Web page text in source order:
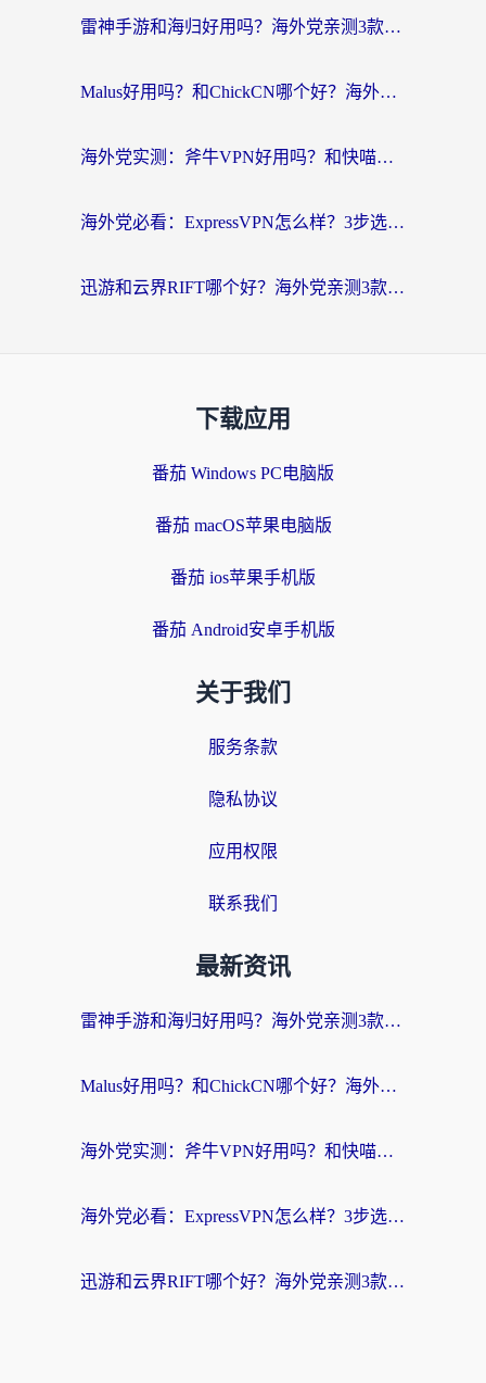
雷神手游和海归好用吗？海外党亲测3款热门回国加速器+番茄加速器深度体验
Malus好用吗？和ChickCN哪个好？海外党亲测：选对回国加速器，追剧游戏不卡顿
海外党实测：斧牛VPN好用吗？和快喵VPN对比哪个回国效果更好？附3款热门加速器深度分析
海外党必看：ExpressVPN怎么样？3步选对回国加速器，无缝刷国内剧玩手游
迅游和云界RIFT哪个好？海外党亲测3款回国加速器，教你无缝刷国内剧玩游戏
下载应用
番茄 Windows PC电脑版
番茄 macOS苹果电脑版
番茄 ios苹果手机版
番茄 Android安卓手机版
关于我们
服务条款
隐私协议
应用权限
联系我们
最新资讯
雷神手游和海归好用吗？海外党亲测3款热门回国加速器+番茄加速器深度体验
Malus好用吗？和ChickCN哪个好？海外党亲测：选对回国加速器，追剧游戏不卡顿
海外党实测：斧牛VPN好用吗？和快喵VPN对比哪个回国效果更好？附3款热门加速器深度分析
海外党必看：ExpressVPN怎么样？3步选对回国加速器，无缝刷国内剧玩手游
迅游和云界RIFT哪个好？海外党亲测3款回国加速器，教你无缝刷国内剧玩游戏